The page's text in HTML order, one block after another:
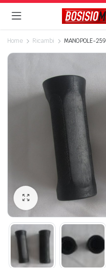
Home Ricambi MANOPOLE-259